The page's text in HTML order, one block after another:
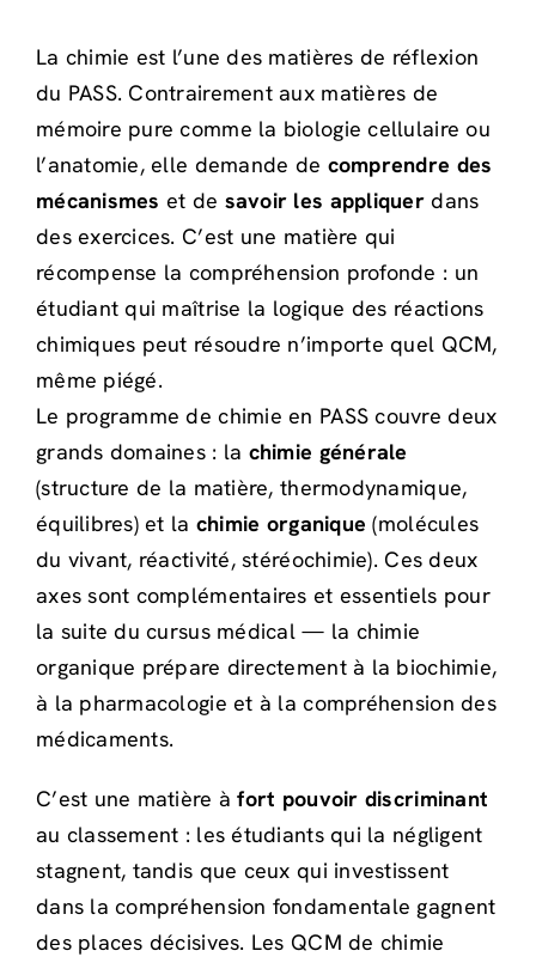
La chimie est l’une des matières de réflexion
du PASS. Contrairement aux matières de
mémoire pure comme la biologie cellulaire ou
l’anatomie, elle demande de comprendre des
mécanismes et de savoir les appliquerdans
des exercices. C’est une matière qui
récompense la compréhension profonde : un
étudiant qui maîtrise la logique des réactions
chimiques peut résoudre n’importe quel QCM,
même piégé.
Le programme de chimie en PASS couvre deux
grands domaines : la chimie générale
(structure de la matière, thermodynamique,
équilibres) et la chimie organique (molécules
du vivant, réactivité, stéréochimie). Ces deux
axes sont complémentaires et essentiels pour
la suite du cursus médical — la chimie
organique prépare directement à la biochimie,
à la pharmacologie et à la compréhension des
médicaments.
C’est une matière àfort pouvoir discriminant
au classement : les étudiants qui la négligent
stagnent, tandis que ceux qui investissent
dans la compréhension fondamentale gagnent
des places décisives. Les QCM de chimie